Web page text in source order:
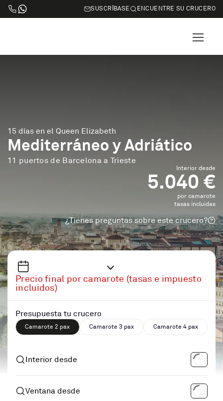
SUSCRÍBASE ENCUENTRE SU CRUCERO
15 días en el Queen Elizabeth
Mediterráneo y Adriático
11 puertos de Barcelona a Trieste
Interior desde
5.040 €
por camarote
tasas incluidas
¿Tienes preguntas sobre este crucero?
Precio final por camarote (tasas e impuesto
incluidos)
Presupuesta tu crucero
Camarote 2 pax Camarote 3 pax Camarote 4 pax
Interior desde
Ventana desde